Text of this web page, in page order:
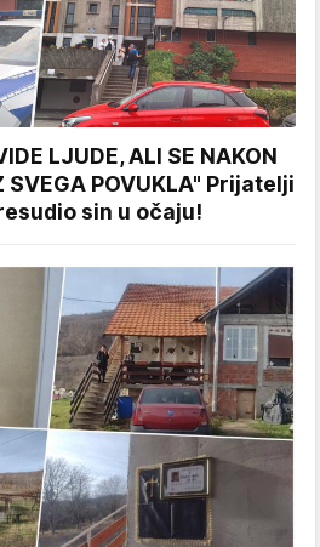
LJUDE, ALI SE NAKON
SVEGA POVUKLA" Prijatelji
sin u očaju!